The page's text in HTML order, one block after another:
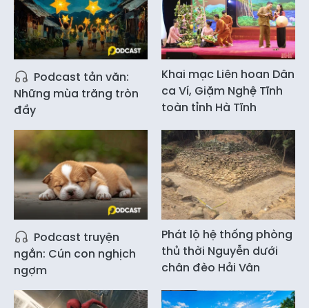
Podcast tản văn:
Những mùa trăng tròn
đầy
Khai mạc Liên hoan Dân
ca Ví, Giặm Nghệ Tĩnh
toàn tỉnh Hà Tĩnh
Podcast truyện
ngắn: Cún con nghịch
ngợm
Phát lộ hệ thống phòng
thủ thời Nguyễn dưới
chân đèo Hải Vân